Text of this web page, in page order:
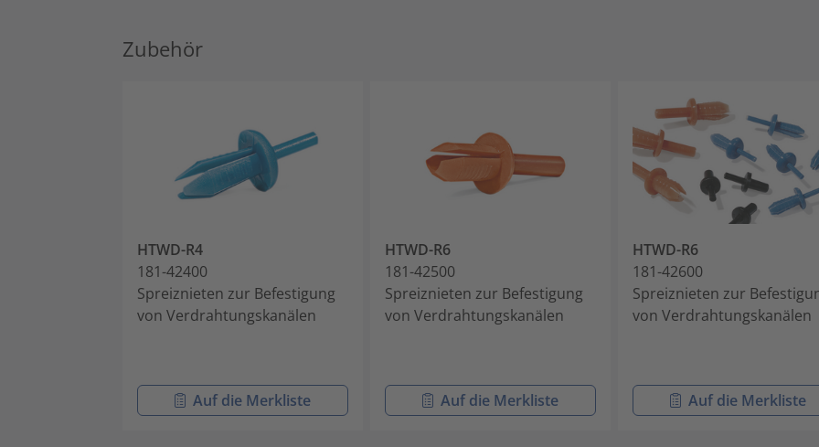
Zubehör
HTWD-R4
181-42400
Spreiznieten zur Befestigung
von Verdrahtungskanälen
Auf die Merkliste
HTWD-R6
181-42500
Spreiznieten zur Befestigung
von Verdrahtungskanälen
Auf die Merkliste
HTWD-R6
181-42600
Spreiznieten zur
von Verdrahtungskanälen
Auf die Merkliste